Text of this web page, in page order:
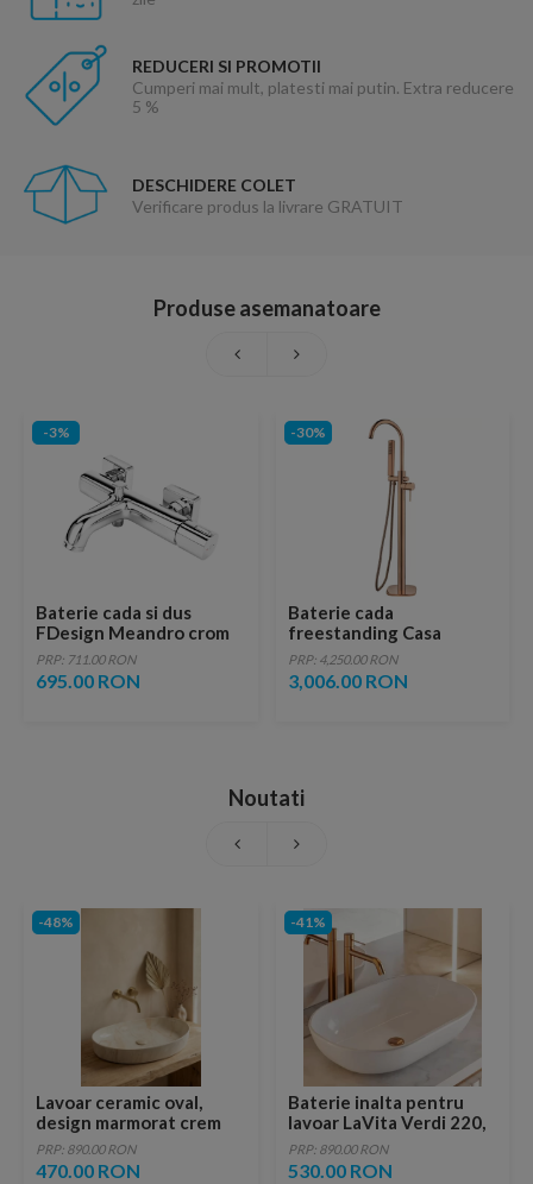
REDUCERI SI PROMOTII
Cumperi mai mult, platesti mai putin. Extra reducere
5 %
DESCHIDERE COLET
Verificare produs la livrare GRATUIT
Produse asemanatoare
-3%
Baterie cada si dus
FDesign Meandro crom
lucios monocomanda
PRP: 711.00 RON
695.00 RON
-30%
Baterie cada
freestanding Casa
Blanca Laveo POLLA,
auriu roze
PRP: 4,250.00 RON
3,006.00 RON
Noutati
-48%
Lavoar ceramic oval,
design marmorat crem
lucios cu vene aurii,
ventil inclus
PRP: 890.00 RON
470.00 RON
-41%
Baterie inalta pentru
lavoar LaVita Verdi 220,
fara ventil, brushed
copper
PRP: 890.00 RON
530.00 RON